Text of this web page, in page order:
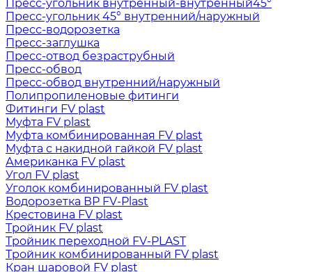
Пресс-угольник внутренный-внутренный45°
Пресс-угольник 45° внутренний/наружный
Пресс-водорозетка
Пресс-заглушка
Пресс-отвод безраструбный
Пресс-обвод
Пресс-обвод внутренний/наружный
Полипропиленовые фитинги
Фитинги FV plast
Муфта FV plast
Муфта комбинированная FV plast
Муфта с накидной гайкой FV plast
Американка FV plast
Угол FV plast
Уголок комбинированный FV plast
Водорозетка ВР FV-Plast
Крестовина FV plast
Тройник FV plast
Тройник переходной FV-PLAST
Тройник комбинированный FV plast
Кран шаровой FV plast